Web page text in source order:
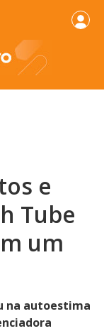
e
Tube
um
na autoestima